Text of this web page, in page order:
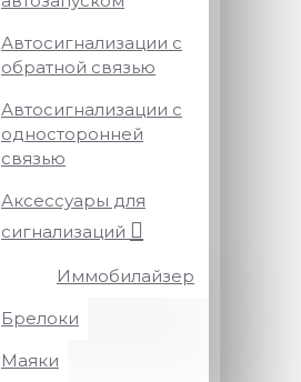
Автосигнализации с
обратной связью
Автосигнализации с
односторонней
связью
Аксессуары для
сигнализаций
Иммобилайзер
Брелоки
Маяки